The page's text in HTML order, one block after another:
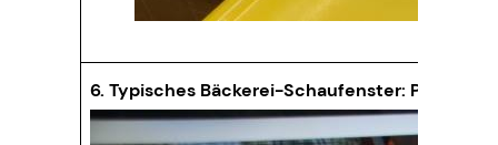
6. Typisches Bäckerei-Schaufenster: Pastel